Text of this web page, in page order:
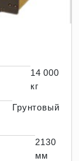
14 000
кг
Грунтовый
2130
мм